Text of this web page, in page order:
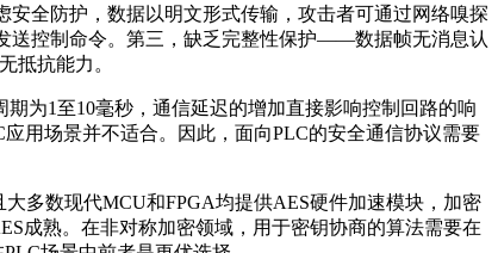
全防护，数据以明文形式传输，攻击者可通过网络嗅探
送控制命令。第三，缺乏完整性保护——数据帧无消息认
抵抗能力。
为1至10毫秒，通信延迟的增加直接影响控制回路的响
用场景并不适合。因此，面向PLC的安全通信协议需要
多数现代MCU和FPGA均提供AES硬件加速模块，加密
成熟。在非对称加密领域，用于密钥协商的算法需要在